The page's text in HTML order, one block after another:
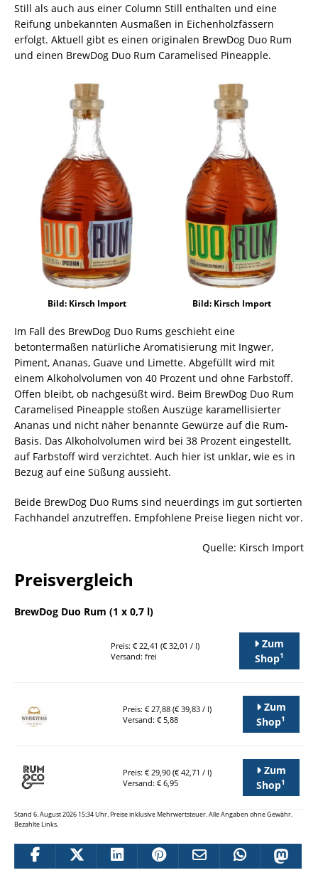
Still als auch aus einer Column Still enthalten und eine
Reifung unbekannten Ausmaßen in Eichenholzfässern
erfolgt. Aktuell gibt es einen originalen BrewDog Duo Rum
und einen BrewDog Duo Rum Caramelised Pineapple.
Bild: Kirsch Import Bild: Kirsch Import
Im Fall des BrewDog Duo Rums geschieht eine
betontermaßen natürliche Aromatisierung mit Ingwer,
Piment, Ananas, Guave und Limette. Abgefüllt wird mit
einem Alkoholvolumen von 40 Prozent und ohne Farbstoff.
Offen bleibt, ob nachgesüßt wird. Beim BrewDog Duo Rum
Caramelised Pineapple stoßen Auszüge karamellisierter
Ananas und nicht näher benannte Gewürze auf die Rum-
Basis. Das Alkoholvolumen wird bei 38 Prozent eingestellt,
auf Farbstoff wird verzichtet. Auch hier ist unklar, wie es in
Bezug auf eine Süßung aussieht.
Beide BrewDog Duo Rums sind neuerdings im gut sortierten
Fachhandel anzutreffen. Empfohlene Preise liegen nicht vor.
Quelle: Kirsch Import
Preisvergleich
BrewDog Duo Rum (1 x 0,7 l)
Preis: € 22,41 (€ 32,01 / l)
Versand: frei
Zum
Shop1
Preis: € 27,88 (€ 39,83 / l)
Versand: € 5,88
Zum
Shop1
Preis: € 29,90 (€ 42,71 / l)
Versand: € 6,95
Zum
Shop1
Stand 6. August 2026 15:34 Uhr. Preise inklusive Mehrwertsteuer. Alle Angaben ohne Gewähr.
Bezahlte Links.